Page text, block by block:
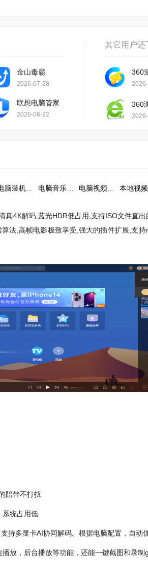
金山毒霸
2026-07-28
联想电脑管家
2026-06-22
其它用户还
360
360
真4K解码,蓝光HDR低占用,支持ISO文件直
法,高帧电影极致享受,强大的插件扩展,支
陪伴不打扰
系统占用低
持多显卡AI协同解码。根据电脑配置，自动
放，后台播放等功能，还能一键截图和录制